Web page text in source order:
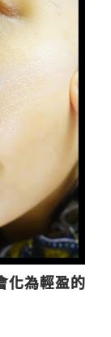
化為輕盈的